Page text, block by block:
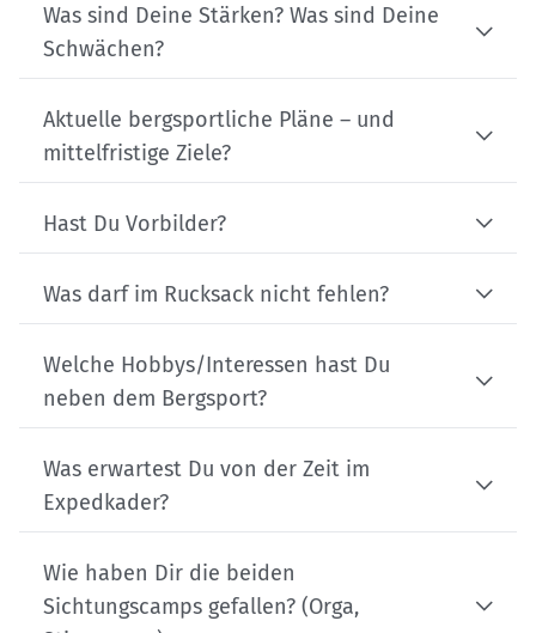
Was sind Deine Stärken? Was sind Deine
Schwächen?
Aktuelle bergsportliche Pläne – und
mittelfristige Ziele?
Hast Du Vorbilder?
Was darf im Rucksack nicht fehlen?
Welche Hobbys/Interessen hast Du
neben dem Bergsport?
Was erwartest Du von der Zeit im
Expedkader?
Wie haben Dir die beiden
Sichtungscamps gefallen? (Orga,